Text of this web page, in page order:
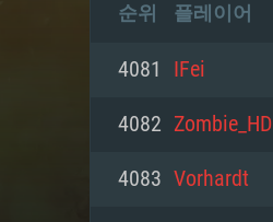
순위 플레이어
4081 IFei
4082 Zombie_HD
4083 Vorhardt